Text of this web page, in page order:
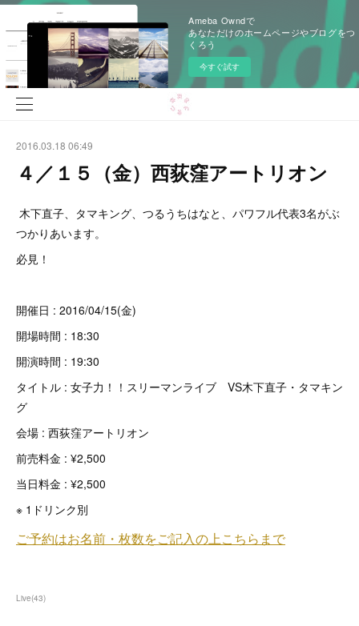
Ameba Owndで
あなただけのホームページやブログをつ
くろう
今すぐ試す
2016.03.18 06:49
４／１５（金）西荻窪アートリオン
木下直子、タマキング、つるうちはなと、パワフル代表3名がぶ
つかりあいます。
必見！
開催日 : 2016/04/15(金)
開場時間 : 18:30
開演時間 : 19:30
タイトル : 女子力！！スリーマンライブ VS木下直子・タマキン
グ
会場 : 西荻窪アートリオン
前売料金 : ¥2,500
当日料金 : ¥2,500
※ 1ドリンク別
Live(43)